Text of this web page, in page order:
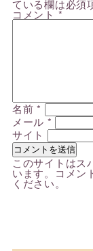
ている欄は必須
コメント*
名前*
メール *
サイト
このサイトはス
います。 コメン
ください。